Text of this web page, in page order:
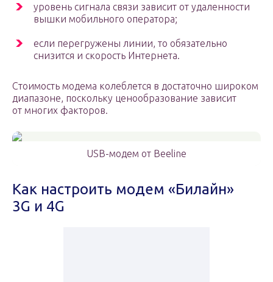
уровень сигнала связи зависит от удаленности
вышки мобильного оператора;
если перегружены линии, то обязательно
снизится и скорость Интернета.
Стоимость модема колеблется в достаточно широком
диапазоне, поскольку ценообразование зависит
от многих факторов.
USB-модем от Beeline
Как настроить модем «Билайн»
3G и 4G